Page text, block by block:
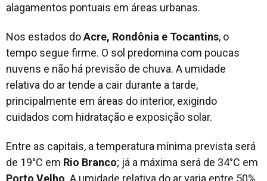
alagamentos pontuais em áreas urbanas.
Nos estados doAcre, Rondônia e Tocantins, o
tempo segue firme. O sol predomina com poucas
nuvens e não há previsão de chuva. A umidade
relativa do ar tende a cair durante a tarde,
principalmente em áreas do interior, exigindo
cuidados com hidratação e exposição solar.
Entre as capitais, a temperatura mínima prevista será
de 19°C em Rio Branco; já a máxima será de 34°C em
Porto Velho. A umidade relativa do ar varia entre 50%